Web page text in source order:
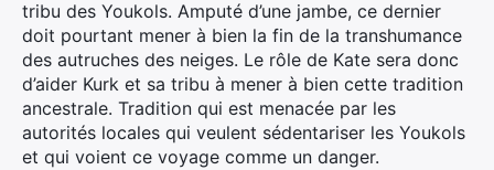
tribu des Youkols. Amputé d’une jambe, ce dernier
doit pourtant mener à bien la fin de la transhumance
des autruches des neiges. Le rôle de Kate sera donc
d’aider Kurk et sa tribu à mener à bien cette tradition
ancestrale. Tradition qui est menacée par les
autorités locales qui veulent sédentariser les Youkols
et qui voient ce voyage comme un danger.